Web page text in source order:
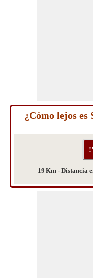
¿Cómo lejos es
19 Km - Distancia